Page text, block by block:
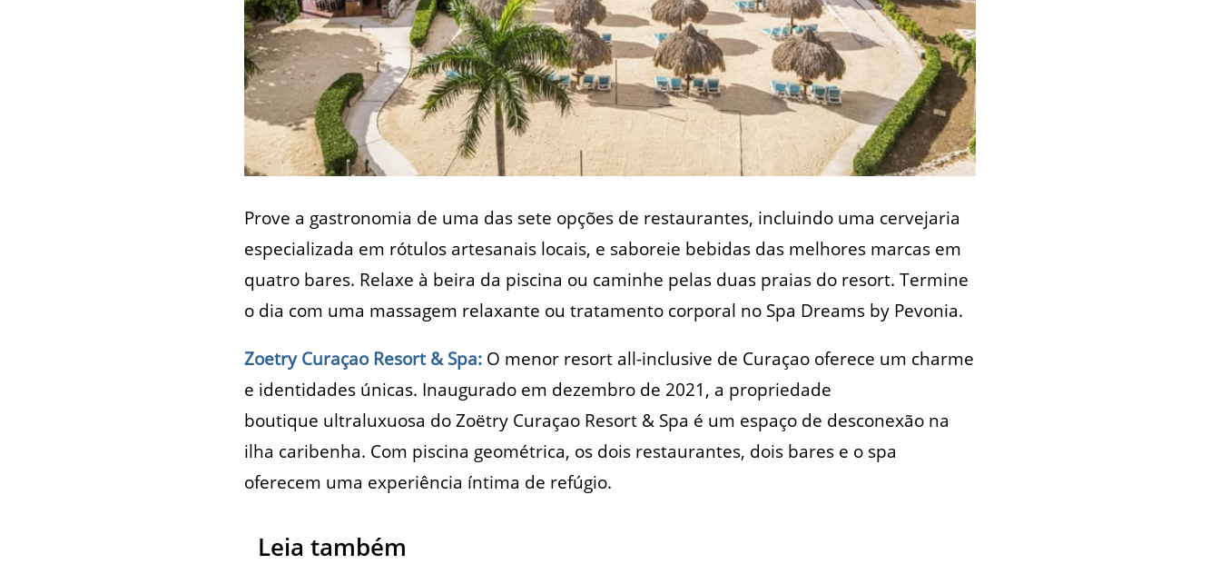
Prove a gastronomia de uma das sete opções de restaurantes, incluindo uma cervejaria
especializada em rótulos artesanais locais, e saboreie bebidas das melhores marcas em
quatro bares. Relaxe à beira da piscina ou caminhe pelas duas praias do resort. Termine
o dia com uma massagem relaxante ou tratamento corporal no Spa Dreams by Pevonia.
Zoetry Curaçao Resort & Spa: O menor resort all-inclusive de Curaçao oferece um charme
e identidades únicas. Inaugurado em dezembro de 2021, a propriedade
boutique ultraluxuosa do Zoëtry Curaçao Resort & Spa é um espaço de desconexão na
ilha caribenha. Com piscina geométrica, os dois restaurantes, dois bares e o spa
oferecem uma experiência íntima de refúgio.
Leia também